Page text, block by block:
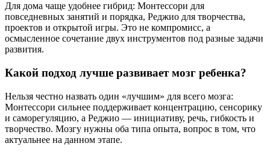
Для дома чаще удобнее гибрид: Монтессори для
повседневных занятий и порядка, Реджио для творчества,
проектов и открытой игры. Это не компромисс, а
осмысленное сочетание двух инструментов под разные задачи
развития.
Какой подход лучше развивает мозг ребенка?
Нельзя честно назвать один «лучшим» для всего мозга:
Монтессори сильнее поддерживает концентрацию, сенсорику
и саморегуляцию, а Реджио — инициативу, речь, гибкость и
творчество. Мозгу нужны оба типа опыта, вопрос в том, что
актуальнее на данном этапе.